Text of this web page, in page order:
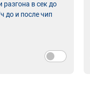
разгона в сек до
до и после чип